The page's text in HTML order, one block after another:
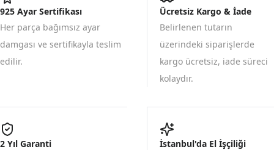
925 Ayar Sertifikası
Her parça bağımsız ayar
damgası ve sertifikayla teslim
edilir.
Ücretsiz Kargo & İade
Belirlenen tutarın
üzerindeki siparişlerde
kargo ücretsiz, iade süreci
kolaydır.
2 Yıl Garanti
İstanbul'da El İşçiliği